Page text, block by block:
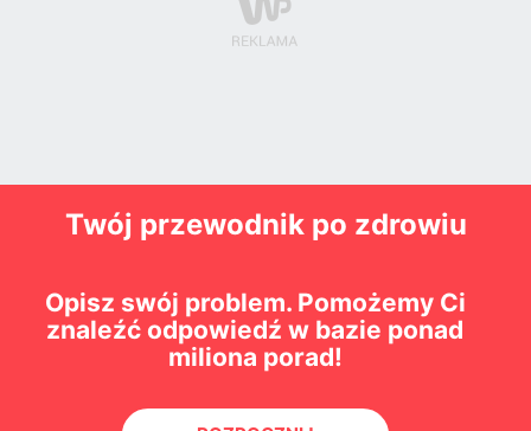
Twój przewodnik po zdrowiu
Opisz swój problem. Pomożemy Ci
znaleźć odpowiedź w bazie ponad
miliona porad!